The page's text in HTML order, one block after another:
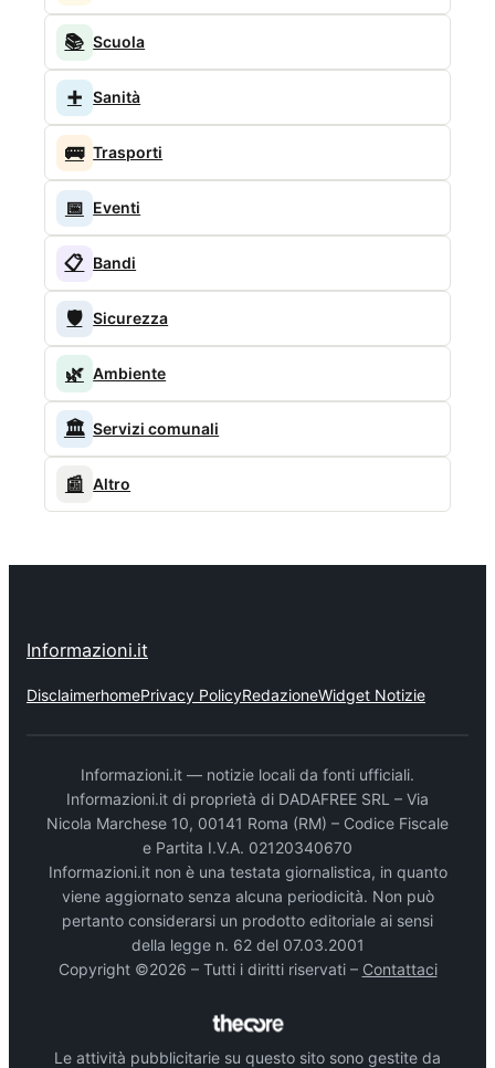
📚 Scuola
➕ Sanità
🚌 Trasporti
📅 Eventi
📋 Bandi
🛡️ Sicurezza
🌿 Ambiente
🏛️ Servizi comunali
📰 Altro
Informazioni.it
DisclaimerhomePrivacy PolicyRedazioneWidget Notizie
Informazioni.it — notizie locali da fonti ufficiali.
Informazioni.it di proprietà di DADAFREE SRL – Via
Nicola Marchese 10, 00141 Roma (RM) – Codice Fiscale
e Partita I.V.A. 02120340670
Informazioni.it non è una testata giornalistica, in quanto
viene aggiornato senza alcuna periodicità. Non può
pertanto considerarsi un prodotto editoriale ai sensi
della legge n. 62 del 07.03.2001
Copyright ©2026 – Tutti i diritti riservati – Contattaci
Le attività pubblicitarie su questo sito sono gestite da